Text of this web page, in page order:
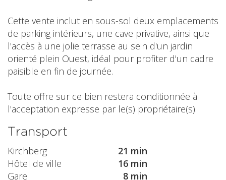
Cette vente inclut en sous-sol deux emplacements
de parking intérieurs, une cave privative, ainsi que
l'accès à une jolie terrasse au sein d'un jardin
orienté plein Ouest, idéal pour profiter d'un cadre
paisible en fin de journée.
Toute offre sur ce bien restera conditionnée à
l'acceptation expresse par le(s) propriétaire(s).
Transport
Kirchberg
21 min
Hôtel de ville
16 min
Gare
8 min